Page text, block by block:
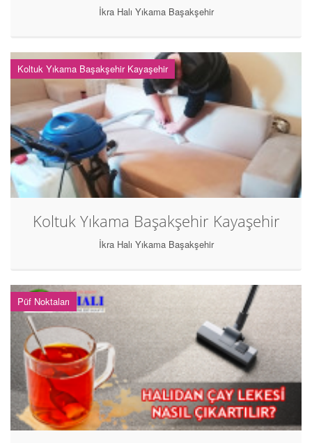
İkra Halı Yıkama Başakşehir
Koltuk Yıkama Başakşehir Kayaşehir
Koltuk Yıkama Başakşehir Kayaşehir
İkra Halı Yıkama Başakşehir
Püf Noktaları